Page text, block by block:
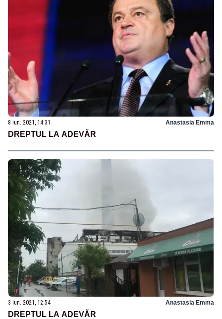
8 iun. 2021, 14:31 Anastasia Emma
DREPTUL LA ADEVĂR
3 iun. 2021, 12:54 Anastasia Emma
DREPTUL LA ADEVĂR